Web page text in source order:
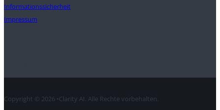
Informationssicherheit
Impressum
Copyright © 2026 •Clarity AI. Alle Rechte vorbehalten.